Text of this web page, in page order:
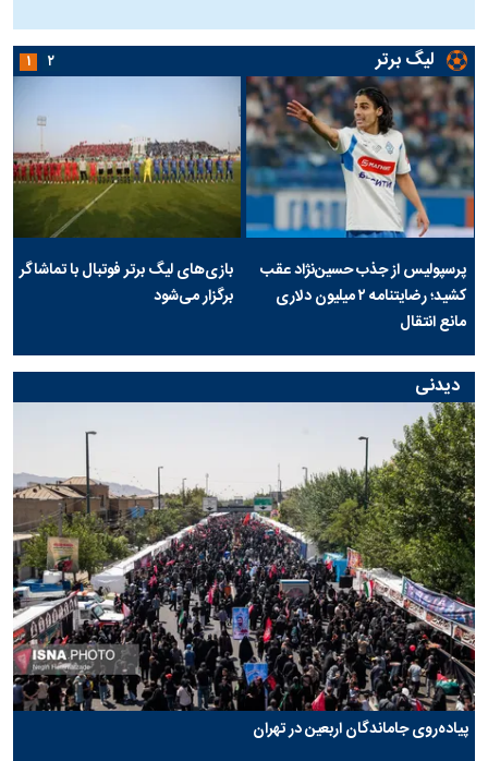
لیگ برتر
پرسپولیس از جذب حسین‌نژاد عقب
کشید؛ رضایتنامه ۲ میلیون دلاری
مانع انتقال
بازی‌های لیگ برتر فوتبال با تماشاگر
برگزار می‌شود
۱ ۲
دیدنی
پیاده‌روی جاماندگان اربعین در تهران